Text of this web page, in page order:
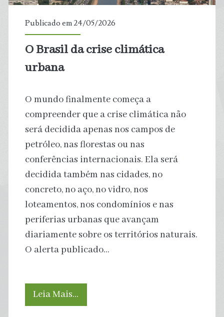
apta
energia
por
meio
de
micróbios
existentes
no
Publicado em 24/05/2026
O Brasil da crise climática
urbana
O mundo finalmente começa a
compreender que a crise climática não
será decidida apenas nos campos de
petróleo, nas florestas ou nas
conferências internacionais. Ela será
decidida também nas cidades, no
concreto, no aço, no vidro, nos
loteamentos, nos condomínios e nas
periferias urbanas que avançam
diariamente sobre os territórios naturais.
O alerta publicado…
Leia Mais…